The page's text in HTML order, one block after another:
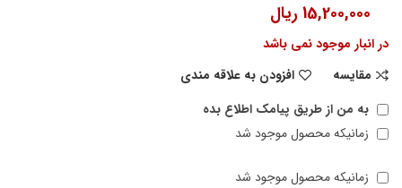
15,200,000 ریال
در انبار موجود نمی باشد
مقایسه
افزودن به علاقه مندی
به من از طریق پیامک اطلاع بده
زمانیکه محصول موجود شد
زمانیکه محصول موجود شد